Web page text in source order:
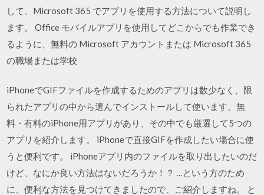
して、Microsoft 365 でアプリを使用する方法について説明し
ます。 Office モバイルアプリを使用してどこからでも作業でき
るように、無料の Microsoft アカウントまたは Microsoft 365
の職場または学校
iPhoneでGIFファイルを作成するためのアプリは数少なく、限
られたアプリの中から選んでインストールして使います。無
料・有料のiPhone用アプリがあり、その中でも厳選して5つの
アプリを紹介します。 iPhoneで直接GIFを作成したい場合に使
うと便利です。 iPhoneアプリ内のファイルを取り出したいのだ
けど、なにか良い方法はないだろうか！？ …という方のため
に、便利な方法を見つけてきましたので、ご紹介しますね。 と